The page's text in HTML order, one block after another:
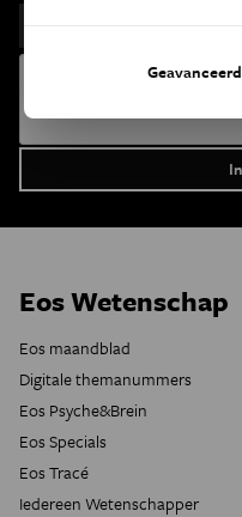
Eos Wetenschap
Eos maandblad
Digitale themanummers
Eos Psyche&Brein
Eos Specials
Eos Tracé
Iedereen Wetenschapper
Geavanceerd